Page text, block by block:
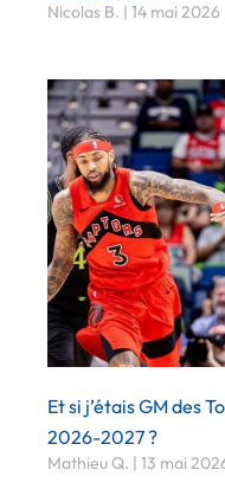
Nicolas B. 14 mai 2026
Et si j’étais GM des
2026-2027 ?
Mathieu Q. 13 mai